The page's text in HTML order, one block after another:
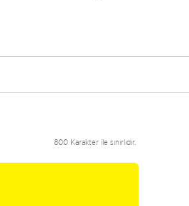
800 Karakter ile sınırlıdır.